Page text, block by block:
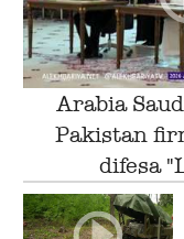
Arabia
Pakistan
difesa